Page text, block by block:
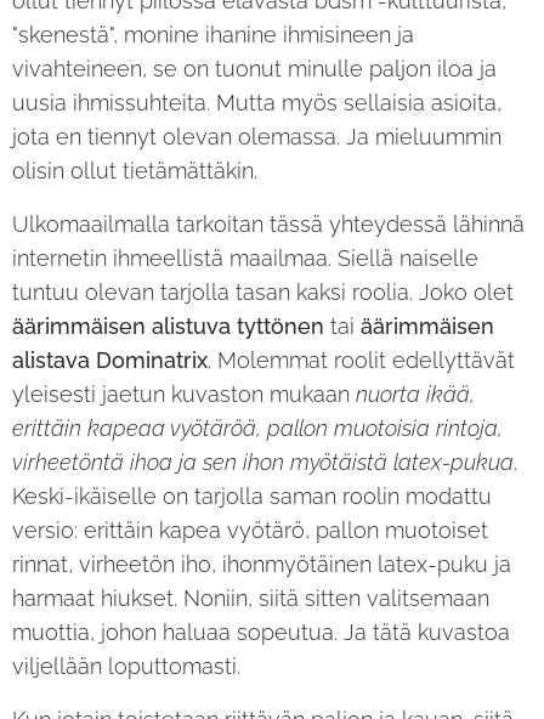
"skenestä", monine ihanine ihmisineen ja
vivahteineen, se on tuonut minulle paljon iloa ja
uusia ihmissuhteita. Mutta myös sellaisia asioita,
jota en tiennyt olevan olemassa. Ja mieluummin
olisin ollut tietämättäkin.
Ulkomaailmalla tarkoitan tässä yhteydessä lähinnä
internetin ihmeellistä maailmaa. Siellä naiselle
tuntuu olevan tarjolla tasan kaksi roolia. Joko olet
äärimmäisen alistuva tyttönen tai äärimmäisen
alistava Dominatrix. Molemmat roolit edellyttävät
yleisesti jaetun kuvaston mukaan nuorta ikää,
erittäin kapeaa vyötäröä, pallon muotoisia rintoja,
virheetöntä ihoa ja sen ihon myötäistä latex-pukua.
Keski-ikäiselle on tarjolla saman roolin modattu
versio: erittäin kapea vyötärö, pallon muotoiset
rinnat, virheetön iho, ihonmyötäinen latex-puku ja
harmaat hiukset. Noniin, siitä sitten valitsemaan
muottia, johon haluaa sopeutua. Ja tätä kuvastoa
viljellään loputtomasti.